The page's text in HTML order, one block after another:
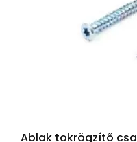
Ablak tokrögzítõ